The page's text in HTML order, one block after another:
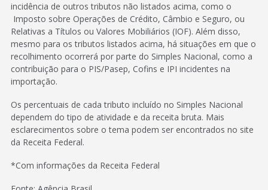
incidência de outros tributos não listados acima, como o
Imposto sobre Operações de Crédito, Câmbio e Seguro, ou
Relativas a Títulos ou Valores Mobiliários (IOF). Além disso,
mesmo para os tributos listados acima, há situações em que o
recolhimento ocorrerá por parte do Simples Nacional, como a
contribuição para o PIS/Pasep, Cofins e IPI incidentes na
importação.
Os percentuais de cada tributo incluído no Simples Nacional
dependem do tipo de atividade e da receita bruta. Mais
esclarecimentos sobre o tema podem ser encontrados no site
da Receita Federal.
*Com informações da Receita Federal